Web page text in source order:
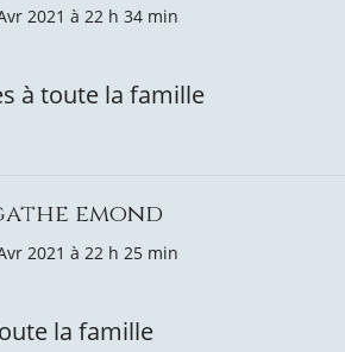
2021 à 22 h 34 min
à toute la famille
emond
2021 à 22 h 25 min
la famille